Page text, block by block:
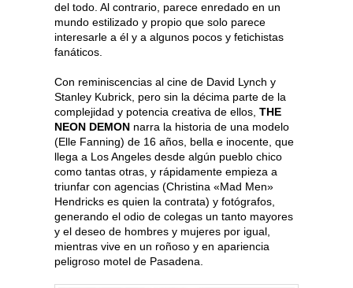
del todo. Al contrario, parece enredado en un
mundo estilizado y propio que solo parece
interesarle a él y a algunos pocos y fetichistas
fanáticos.
Con reminiscencias al cine de David Lynch y
Stanley Kubrick, pero sin la décima parte de la
complejidad y potencia creativa de ellos, THE
NEON DEMON narra la historia de una modelo
(Elle Fanning) de 16 años, bella e inocente, que
llega a Los Angeles desde algún pueblo chico
como tantas otras, y rápidamente empieza a
triunfar con agencias (Christina «Mad Men»
Hendricks es quien la contrata) y fotógrafos,
generando el odio de colegas un tanto mayores
y el deseo de hombres y mujeres por igual,
mientras vive en un roñoso y en apariencia
peligroso motel de Pasadena.